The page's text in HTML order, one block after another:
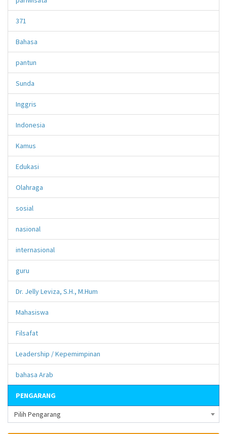
371
Bahasa
pantun
Sunda
Inggris
Indonesia
Kamus
Edukasi
Olahraga
sosial
nasional
internasional
guru
Dr. Jelly Leviza, S.H., M.Hum
Mahasiswa
Filsafat
Leadership / Kepemimpinan
bahasa Arab
PENGARANG
Pilih Pengarang